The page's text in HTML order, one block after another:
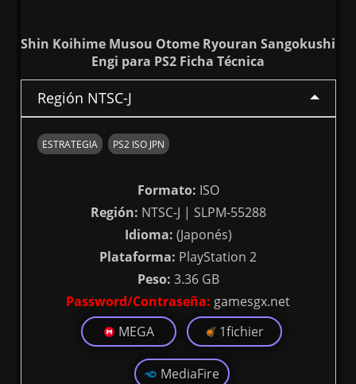
Shin Koihime Musou Otome Ryouran Sangokushi
Engi para PS2 Ficha Técnica
Región NTSC-J
ESTRATEGIA PS2 ISO JPN
Formato: ISO
Región: NTSC-J | SLPM-55288
Idioma: (Japonés)
Plataforma: PlayStation 2
Peso: 3.36 GB
Password/Contraseña: gamesgx.net
MEGA
1fichier
MediaFire